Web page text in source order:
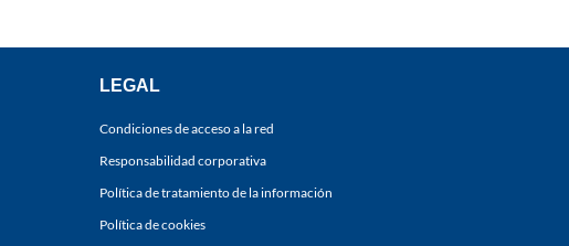
LEGAL
Condiciones de acceso a la red
Responsabilidad corporativa
Política de tratamiento de la información
Política de cookies